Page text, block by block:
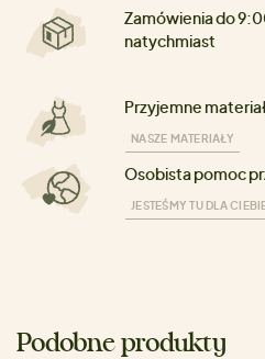
Zamówienia do
natychmiast
Przyjemne
NASZE MATERIAŁY
Osobista pomoc
JESTEŚMY TU DLA
Podobne produkty